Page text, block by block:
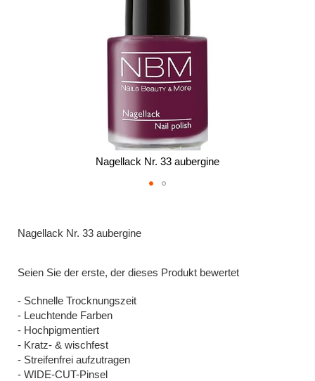
Nagellack Nr. 33 aubergine
der
Nagellack Nr. 33 aubergine
Seien Sie der erste, der dieses Produkt bewertet
- Schnelle Trocknungszeit
- Leuchtende Farben
- Hochpigmentiert
- Kratz- & wischfest
- Streifenfrei aufzutragen
- WIDE-CUT-Pinsel